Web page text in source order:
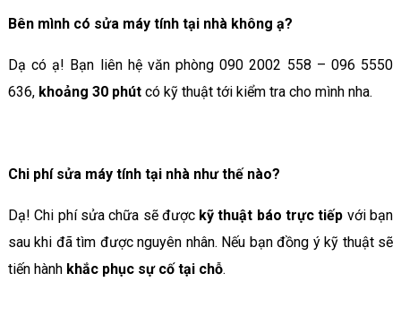
Bên mình có sửa máy tính tại nhà không ạ?
Dạ có ạ! Bạn liên hệ văn phòng 090 2002 558 – 096 5550
636, khoảng 30 phútcó kỹ thuật tới kiểm tra cho mình nha.
Chi phí sửa máy tính tại nhà như thế nào?
Dạ! Chi phí sửa chữa sẽ được kỹ thuật báo trực tiếp với bạn
sau khi đã tìm được nguyên nhân. Nếu bạn đồng ý kỹ thuật sẽ
tiến hành khắc phục sự cố tại chỗ.